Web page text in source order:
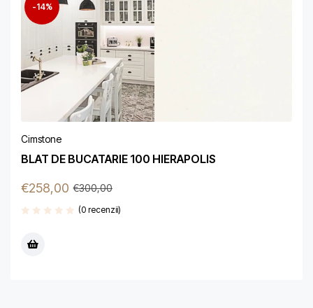
-14%
Cimstone
BLAT DE BUCATARIE 100 HIERAPOLIS
€300,00
€258,00
(0 recenzii)